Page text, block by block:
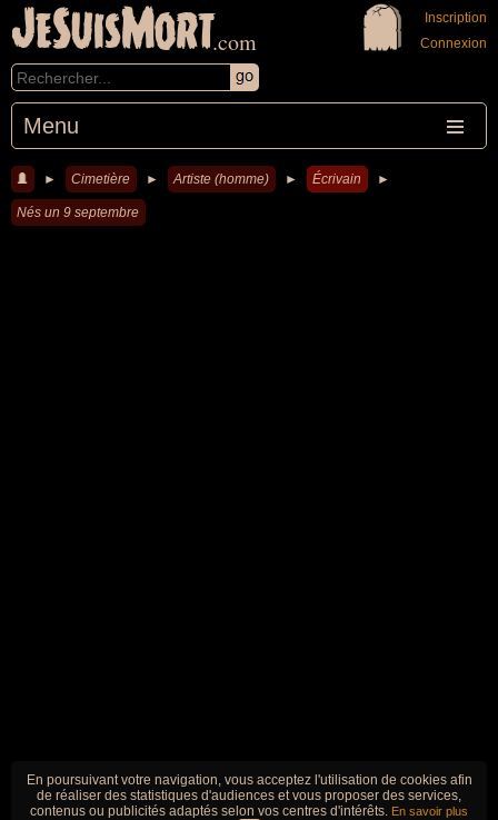
JeSuisMort.com
Menu
Inscription
Connexion
► Cimetière ► Artiste (homme) ► Écrivain ►
Nés un 9 septembre
En poursuivant votre navigation, vous acceptez l'utilisation de cookies afin
de réaliser des statistiques d'audiences et vous proposer des services,
contenus ou publicités adaptés selon vos centres d'intérêts. En savoir plus